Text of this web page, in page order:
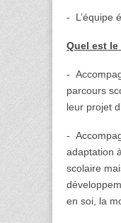
- L’équipe
Quel est le
-
parcours
leur projet
-
adaptation
scolaire
en soi, la